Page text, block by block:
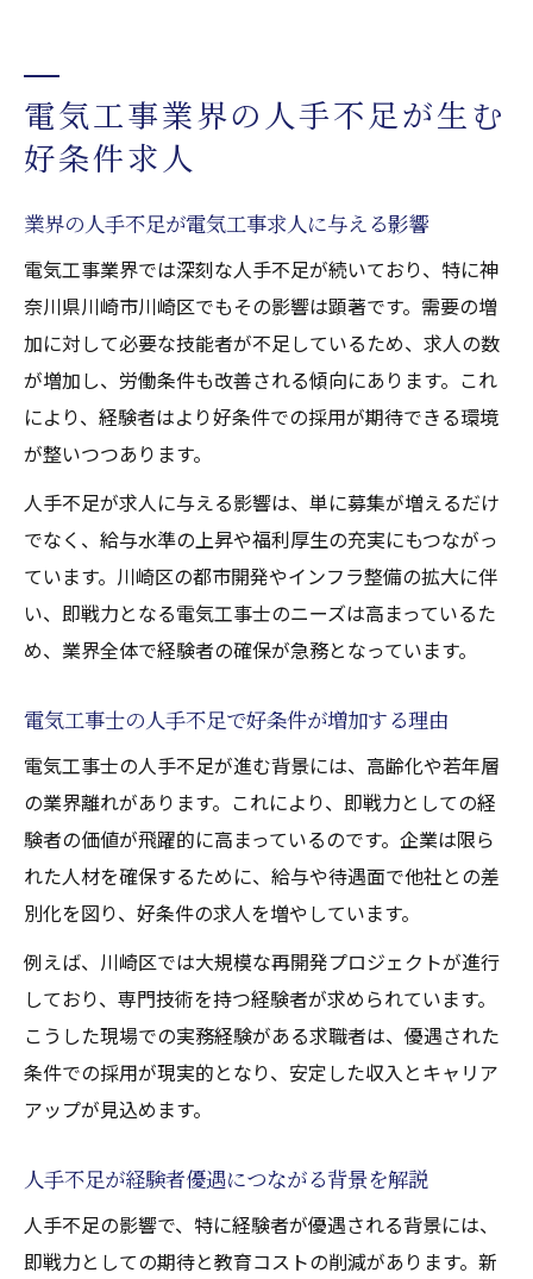
電気工事業界の人手不足が生む
好条件求人
業界の人手不足が電気工事求人に与える影響
電気工事業界では深刻な人手不足が続いており、特に神
奈川県川崎市川崎区でもその影響は顕著です。需要の増
加に対して必要な技能者が不足しているため、求人の数
が増加し、労働条件も改善される傾向にあります。これ
により、経験者はより好条件での採用が期待できる環境
が整いつつあります。
人手不足が求人に与える影響は、単に募集が増えるだけ
でなく、給与水準の上昇や福利厚生の充実にもつながっ
ています。川崎区の都市開発やインフラ整備の拡大に伴
い、即戦力となる電気工事士のニーズは高まっているた
め、業界全体で経験者の確保が急務となっています。
電気工事士の人手不足で好条件が増加する理由
電気工事士の人手不足が進む背景には、高齢化や若年層
の業界離れがあります。これにより、即戦力としての経
験者の価値が飛躍的に高まっているのです。企業は限ら
れた人材を確保するために、給与や待遇面で他社との差
別化を図り、好条件の求人を増やしています。
例えば、川崎区では大規模な再開発プロジェクトが進行
しており、専門技術を持つ経験者が求められています。
こうした現場での実務経験がある求職者は、優遇された
条件での採用が現実的となり、安定した収入とキャリア
アップが見込めます。
人手不足が経験者優遇につながる背景を解説
人手不足の影響で、特に経験者が優遇される背景には、
即戦力としての期待と教育コストの削減があります。新